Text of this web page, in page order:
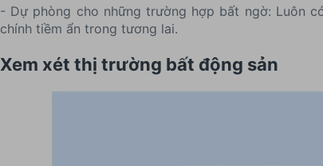
- Dự phòng cho những trường hợp bất ngờ: Luôn
chính tiềm ẩn trong tương lai.
Xem xét thị trường bất động sản